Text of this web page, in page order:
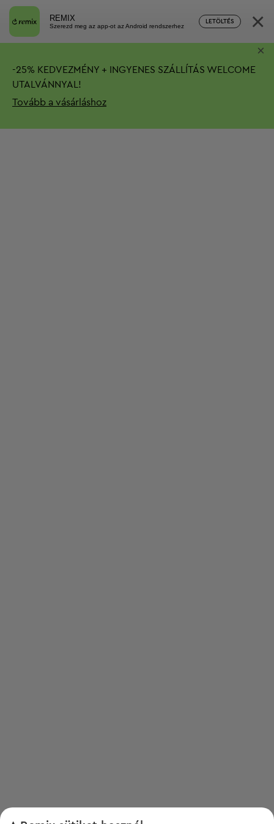
REMIX
Szerezd meg az app-ot az Android rendszerhez
LETÖLTÉS ×
-25% KEDVEZMÉNY + INGYENES SZÁLLÍTÁS WELCOME
UTALVÁNNYAL!
Tovább a vásárláshoz
×